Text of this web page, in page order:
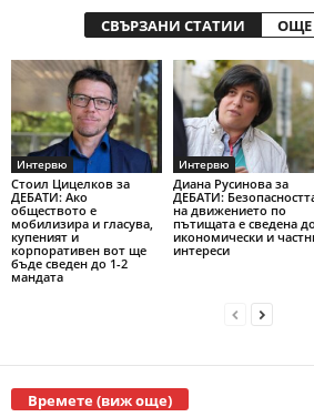
СВЪРЗАНИ СТАТИИ ОЩЕ
Интервю
Стоил Цицелков за
ДЕБАТИ: Ако
обществото е
мобилизира и гласува,
купеният и
корпоративен вот ще
бъде сведен до 1-2
мандата
Интервю
Диана Русинова за
ДЕБАТИ:
на движението по
пътищата е сведена до
икономически и
интереси
Времете (виж още)